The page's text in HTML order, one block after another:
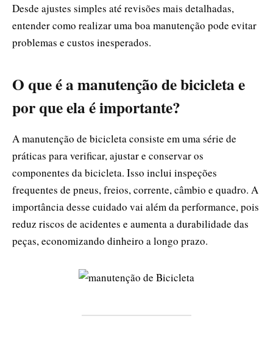
Desde ajustes simples até revisões mais detalhadas,
entender como realizar uma boa manutenção pode evitar
problemas e custos inesperados.
O que é a manutenção de bicicleta e
por que ela é importante?
A manutenção de bicicleta consiste em uma série de
práticas para verificar, ajustar e conservar os
componentes da bicicleta. Isso inclui inspeções
frequentes de pneus, freios, corrente, câmbio e quadro. A
importância desse cuidado vai além da performance, pois
reduz riscos de acidentes e aumenta a durabilidade das
peças, economizando dinheiro a longo prazo.